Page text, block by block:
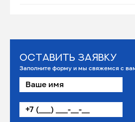
Оставить заявку
Заполните форму и мы свяжемся с